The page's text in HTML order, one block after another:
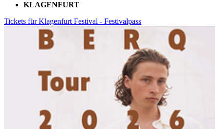
KLAGENFURT
Tickets für Klagenfurt Festival - Festivalpass